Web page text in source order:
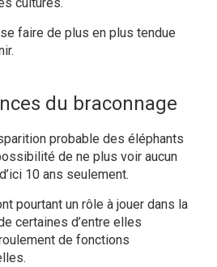
faire de plus en plus tendue
du braconnage
probable des éléphants
de ne plus voir aucun
10 ans seulement.
pourtant un rôle à jouer dans la
certaines d’entre elles
de fonctions